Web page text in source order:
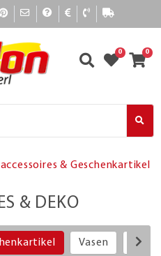
0 0
& Geschenkartikel
& DEKO
Vasen